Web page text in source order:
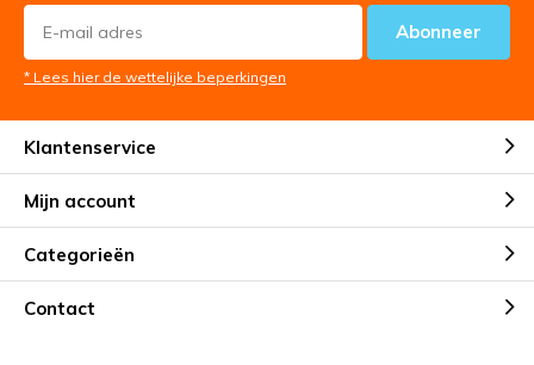
Abonneer
* Lees hier de wettelijke beperkingen
Klantenservice
Mijn account
Categorieën
Contact